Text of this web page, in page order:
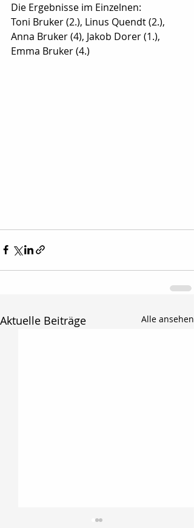
Die Ergebnisse im Einzelnen:
Toni Bruker (2.), Linus Quendt (2.),
Anna Bruker (4), Jakob Dorer (1.),
Emma Bruker (4.)
Aktuelle Beiträge Alle ansehen